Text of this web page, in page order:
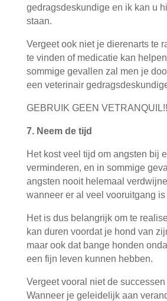
gedragsdeskundige en ik kan u
staan.
Vergeet ook niet je dierenarts te
te vinden of medicatie kan
sommige gevallen zal men je
een veterinair
GEBRUIK GEEN VETRANQUIL!!
7. Neem de tijd
Het kost veel tijd om angsten bij
verminderen, en in sommige
angsten nooit helemaal
wanneer er al veel vooruitgang is
Het is dus belangrijk om te
kan duren voordat je hond van
maar ook dat bange honden
een fijn leven kunnen hebben.
Vergeet vooral niet de successen
Wanneer je geleidelijk aan